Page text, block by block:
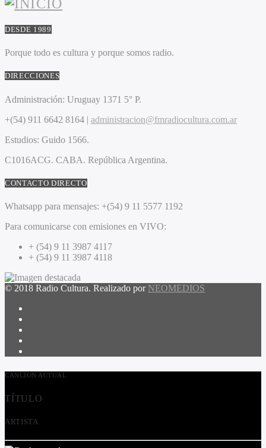
DESDE 1989
Porque todo es cultura y porque somos radio.
DIRECCIONES
Administración: Uruguay 1371 5° P.
+(54) 911 6642 8164 | administracion@fmradiocultura.com.ar
Estudios: Guido 1566.
C1016ACG. CABA. República Argentina.
CONTACTO DIRECTO
Whatsapp para mensajes: +(54) 9 11 5577 1192
Para comunicarse con emisiones en VIVO:
+ (54) 9 11 3987 4117
+ (54) 9 11 3987 4118
© 2018 Radio Cultura. Realizado por NEOMEDIOS
CANCIÓN ACTUAL
TÍTULO
ARTISTA